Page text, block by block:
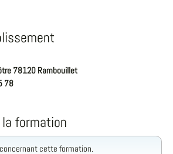
78120 Rambouillet
78
formation
cette formation.